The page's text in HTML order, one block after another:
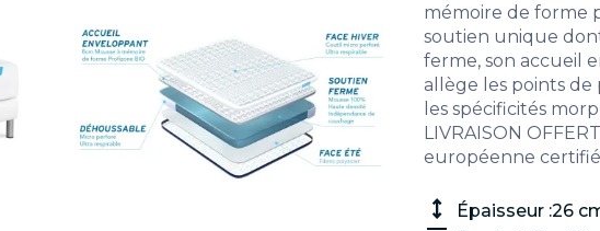
mémoire de forme
soutien unique
ferme, son accueil
allège les points
les spécificités
LIVRAISON
européenne
Épaisseur :26